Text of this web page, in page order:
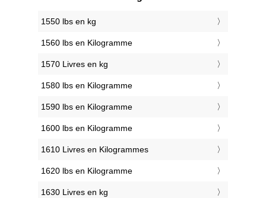
1550 lbs en kg
1560 lbs en Kilogramme
1570 Livres en kg
1580 lbs en Kilogramme
1590 lbs en Kilogramme
1600 lbs en Kilogramme
1610 Livres en Kilogrammes
1620 lbs en Kilogramme
1630 Livres en kg